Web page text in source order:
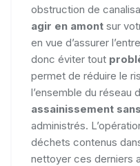
obstruction de
agir en amont sur
en vue d’assurer
donc éviter tout
permet de réduire le
l’ensemble du réseau
assainissement
administrés.
déchets contenus
nettoyer ces derniers